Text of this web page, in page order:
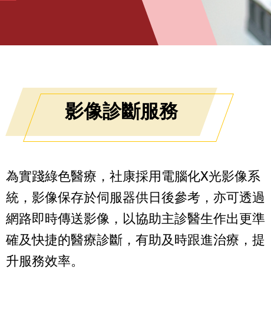
影像診斷服務
為實踐綠色醫療，社康採用電腦化X光影像系
統，影像保存於伺服器供日後參考，亦可透過
網路即時傳送影像，以協助主診醫生作出更準
確及快捷的醫療診斷，有助及時跟進治療，提
升服務效率。